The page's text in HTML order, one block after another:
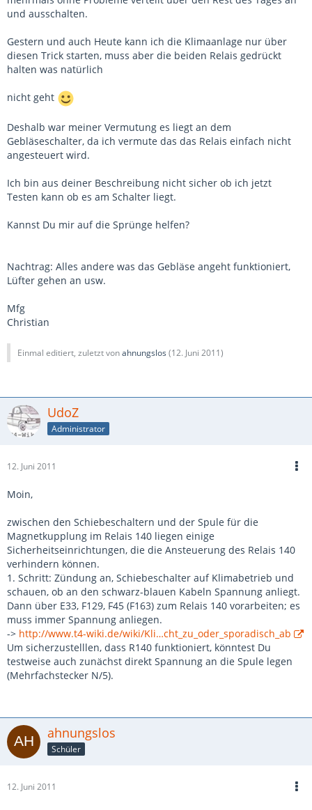
und ausschalten.
Gestern und auch Heute kann ich die Klimaanlage nur über
diesen Trick starten, muss aber die beiden Relais gedrückt
halten was natürlich
nicht geht
Deshalb war meiner Vermutung es liegt an dem
Gebläseschalter, da ich vermute das das Relais einfach nicht
angesteuert wird.
Ich bin aus deiner Beschreibung nicht sicher ob ich jetzt
Testen kann ob es am Schalter liegt.
Kannst Du mir auf die Sprünge helfen?
Nachtrag: Alles andere was das Gebläse angeht funktioniert,
Lüfter gehen an usw.
Mfg
Christian
Einmal editiert, zuletzt vonahnungslos (12. Juni 2011)
UdoZ
Administrator
12. Juni 2011
Moin,
zwischen den Schiebeschaltern und der Spule für die
Magnetkupplung im Relais 140 liegen einige
Sicherheitseinrichtungen, die die Ansteuerung des Relais 140
verhindern können.
1. Schritt: Zündung an, Schiebeschalter auf Klimabetrieb und
schauen, ob an den schwarz-blauen Kabeln Spannung anliegt.
Dann über E33, F129, F45 (F163) zum Relais 140 vorarbeiten; es
muss immer Spannung anliegen.
-> http://www.t4-wiki.de/wiki/Kli…cht_zu_oder_sporadisch_ab
Um sicherzustelllen, dass R140 funktioniert, könntest Du
testweise auch zunächst direkt Spannung an die Spule legen
(Mehrfachstecker N/5).
ahnungslos
Schüler
12. Juni 2011